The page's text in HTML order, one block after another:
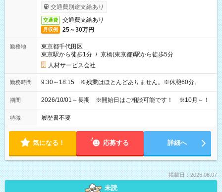
交通費別途支給あり
交通費 交通費支給あり
月収例 25～30万円
勤務地
東京都千代田区
東京駅から徒歩1分 / 京橋(東京都)駅から徒歩5分
人材サービス会社
勤務時間 9:30～18:15 ※残業はほとんどありません。※休憩60分。
期間 2026/10/01～長期 ※開始日はご相談可能です！ ※10月～！
特徴 履歴書不要
気になる！ 応募する 詳細へ
掲載日：2026.08.07
未読